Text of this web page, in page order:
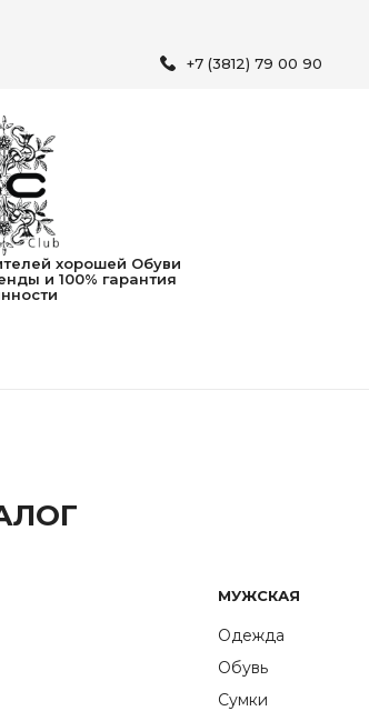
+7 (3812) 79 00 90
хорошей Обуви
и 100% гарантия
МУЖСКАЯ
Одежда
Обувь
Сумки